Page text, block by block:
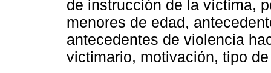
de instrucción de la víctima,
menores de edad,
antecedentes de violencia
victimario, motivación, tipo